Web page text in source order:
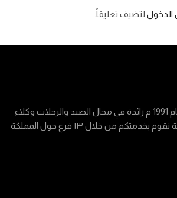
لتضيف تعليقاً.
منشأة تأسست في عام 1991 م رائدة في مجال الصيد والرحلات وكلاء
من خلال ١٣ فرع حول المملكة